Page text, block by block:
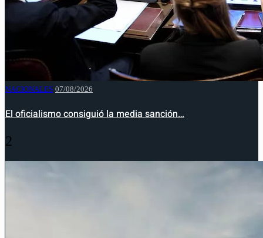
NACIONALES 07/08/2026
El oficialismo consiguió la media sanción…
2